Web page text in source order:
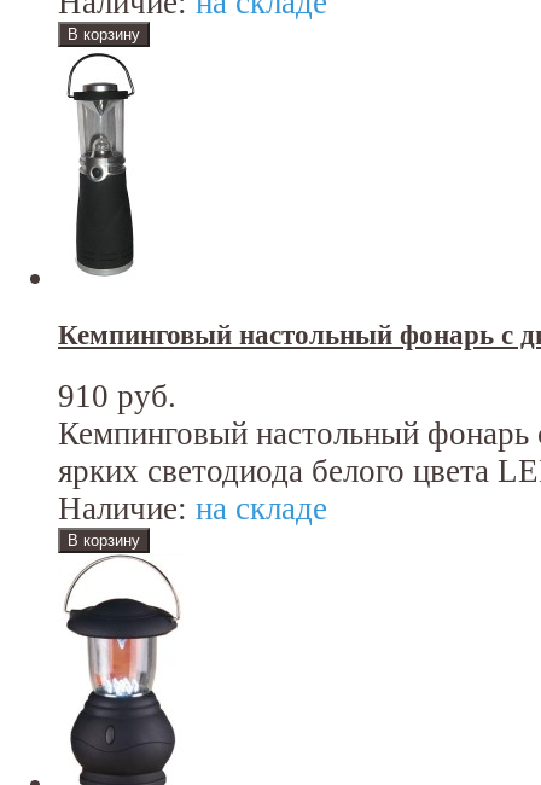
Кемпинговый настольный фонарь с
910 руб.
Кемпинговый настольный фонарь
ярких светодиода белого цвета
Наличие: на складе